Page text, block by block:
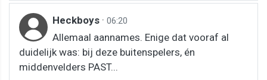
Heckboys · 06:20
Allemaal aannames. Enige dat vooraf al
duidelijk was: bij deze buitenspelers, én
middenvelders PAST...